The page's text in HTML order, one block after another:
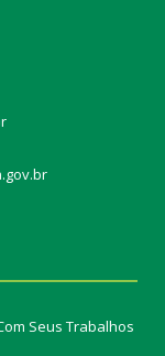
Seus Trabalhos